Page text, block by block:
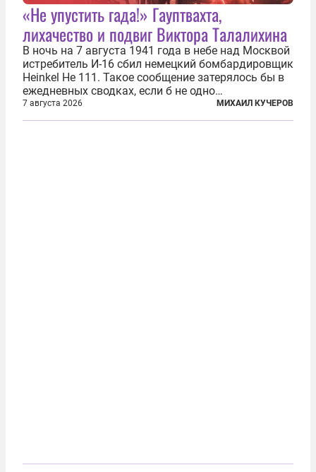
«Не упустить гада!» Гауптвахта,
лихачество и подвиг Виктора Талалихина
В ночь на 7 августа 1941 года в небе над Москвой
истребитель И-16 сбил немецкий бомбардировщик
Heinkel He 111. Такое сообщение затерялось бы в
ежедневных сводках, если б не одно
обстоятельство. Это был один из первых в
истории отечественной авиации ночных таранов.
7 августа 2026 МИХАИЛ КУЧЕРОВ